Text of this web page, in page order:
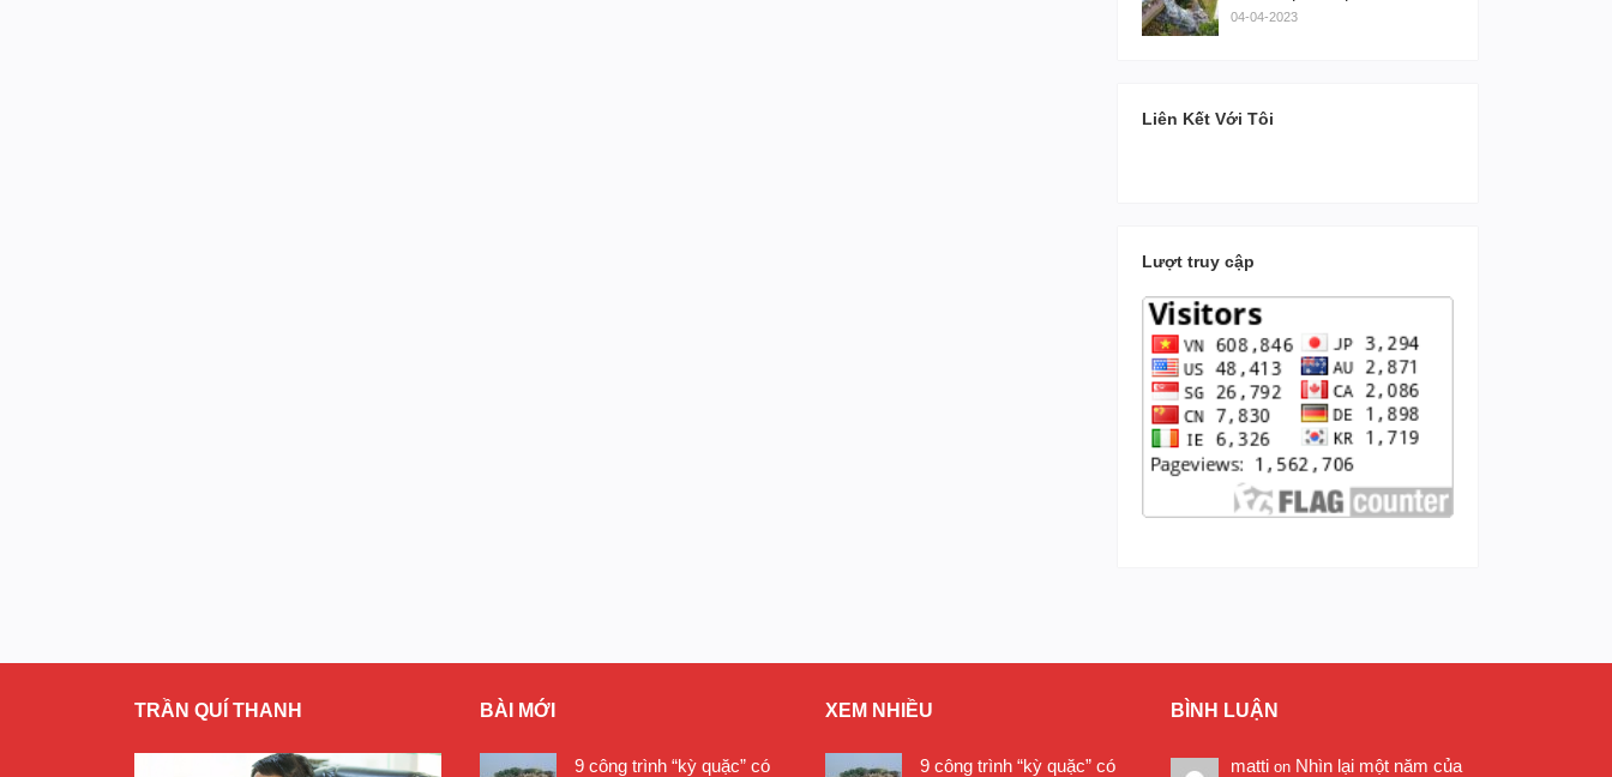
04-04-2023
Liên Kết Với Tôi
Lượt truy cập
TRẦN QUÍ THANH BÀI MỚI
9 công trình “kỳ quặc” có
XEM NHIỀU
9 công trình “kỳ quặc” có
BÌNH LUẬN
matti on Nhìn lại một năm của